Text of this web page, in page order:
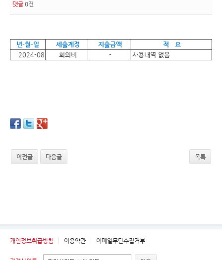
댓글 0건
년-월-일 세출계정 지출금액
적 요
2024-08
회의비 - 사용내역 없음
이전글 다음글 목록
개인정보취급방침 이용약관 이메일무단수집거부